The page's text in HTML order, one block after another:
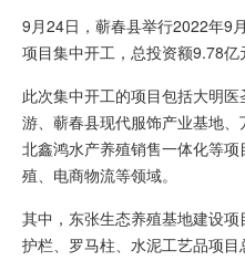
9月24日，蕲春县举行2022年9
项目集中开工，总投资额9.78亿
此次集中开工的项目包括大明
游、蕲春县现代服饰产业基地
北鑫鸿水产养殖销售一体化等
殖、电商物流等领域。
其中，东张生态养殖基地建设
护栏、罗马柱、水泥工艺品项目